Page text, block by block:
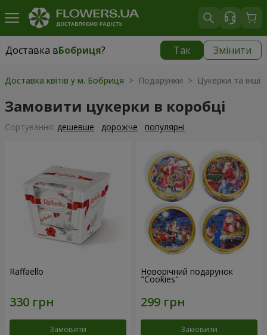
Доставка вБобриця? Так Змінити
Доставка вБобриця|
Доставка квітів у м. Бобриця > Подарунки > Цукерки та інші
Замовити цукерки в коробці
Сортування: дешевше дорожче популярні
Raffaello
Замовити
Новорічний подарунок
"Cookies"
Замовити